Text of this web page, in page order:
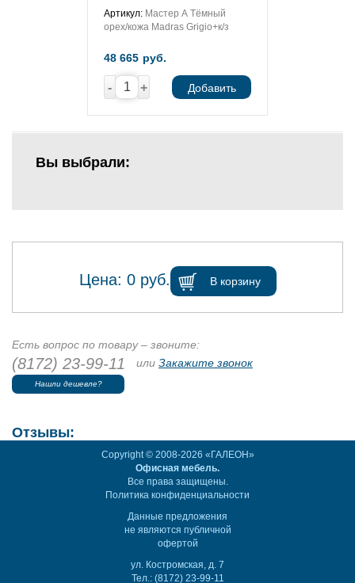
Артикул: Мастер А Тёмный
орех/кожа Madras Grigio+к/з
48 665 руб.
- + Добавить
Вы выбрали:
Цена: 0руб. В корзину
Есть вопрос по товару – звоните:
(8172) 23-99-11 или Закажите звонок
Нашли дешевле?
Отзывы:
Copyright © 2008-2026 «ГАЛЕОН»
Офисная мебель.
Все права защищены.
Политика конфиденциальности
Данные предложения
не являются публичной
офертой
ул. Костромская, д. 7
Тел.: (8172) 23-99-11